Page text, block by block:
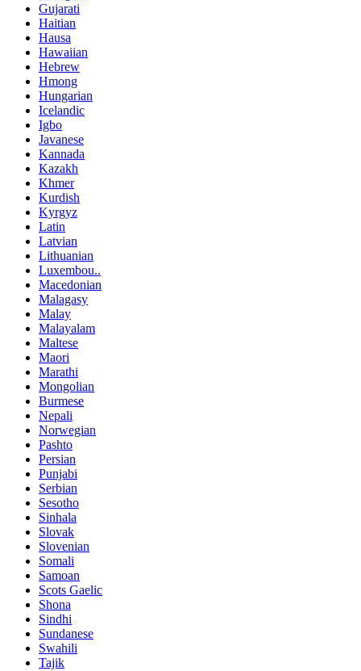
Gujarati
Haitian
Hausa
Hawaiian
Hebrew
Hmong
Hungarian
Icelandic
Igbo
Javanese
Kannada
Kazakh
Khmer
Kurdish
Kyrgyz
Latin
Latvian
Lithuanian
Luxembou..
Macedonian
Malagasy
Malay
Malayalam
Maltese
Maori
Marathi
Mongolian
Burmese
Nepali
Norwegian
Pashto
Persian
Punjabi
Serbian
Sesotho
Sinhala
Slovak
Slovenian
Somali
Samoan
Scots Gaelic
Shona
Sindhi
Sundanese
Swahili
Tajik